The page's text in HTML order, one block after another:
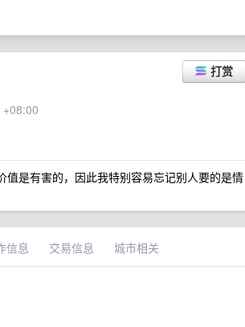
打赏
是有害的，因此我特别容易忘记别人要的是情
信息 交易信息 城市相关